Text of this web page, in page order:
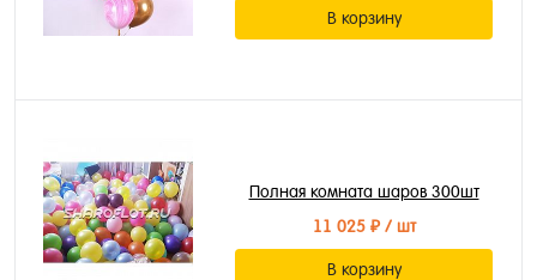
В корзину
Полная комната шаров 300шт
11 025 ₽/ шт
В корзину